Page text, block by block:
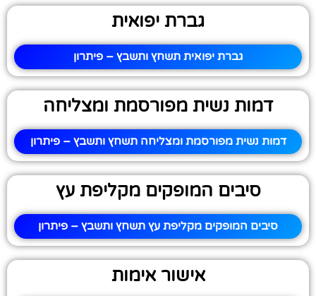
גברת יפואית
גברת יפואית תשחץ ותשבץ – פיתרון
דמות נשית מפורסמת ומצליחה
דמות נשית מפורסמת ומצליחה תשחץ ותשבץ – פיתרון
סיבים המופקים מקליפת עץ
סיבים המופקים מקליפת עץ תשחץ ותשבץ – פיתרון
אישור אימות